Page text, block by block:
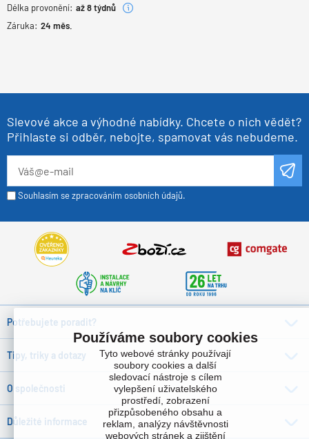
Délka provonění: až 8 týdnů
Záruka: 24 měs.
Slevové akce a výhodné nabídky. Chcete o nich vědět?
Přihlaste si odběr, nebojte, spamovat vás nebudeme.
Souhlasím se zpracováním osobních údajů.
Potřebujete poradit?
Tipy, triky a dotazy
O společnosti
Důležité informace
Používáme soubory cookies
Tyto webové stránky používají
soubory cookies a další
sledovací nástroje s cílem
vylepšení uživatelského
prostředí, zobrazení
přizpůsobeného obsahu a
reklam, analýzy návštěvnosti
webových stránek a zjištění